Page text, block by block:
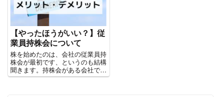
【やったほうがいい？】従
業員持株会について
株を始めたのは、会社の従業員持
株会が最初です、というのも結構
聞きます。持株会がある会社で
は、新卒で入社したときに人事か